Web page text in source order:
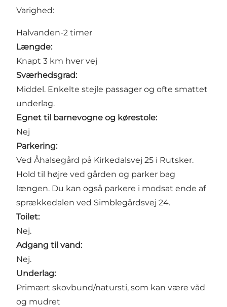
Varighed:
Halvanden-2 timer
Længde:
Knapt 3 km hver vej
Sværhedsgrad:
Middel. Enkelte stejle passager og ofte smattet
underlag.
Egnet til barnevogne og kørestole:
Nej
Parkering:
Ved Åhalsegård på Kirkedalsvej 25 i Rutsker.
Hold til højre ved gården og parker bag
længen. Du kan også parkere i modsat ende af
sprækkedalen ved Simblegårdsvej 24.
Toilet:
Nej.
Adgang til vand:
Nej.
Underlag:
Primært skovbund/natursti, som kan være våd
og mudret